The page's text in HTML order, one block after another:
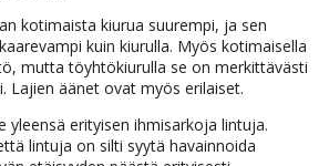
kotimaista kiurua suurempi, ja sen
kuin kiurulla. Myös kotimaisella
mutta töyhtökiurulla se on merkittävästi
Lajien äänet ovat myös erilaiset.
yleensä erityisen ihmisarkoja lintuja.
lintuja on silti syytä havainnoida